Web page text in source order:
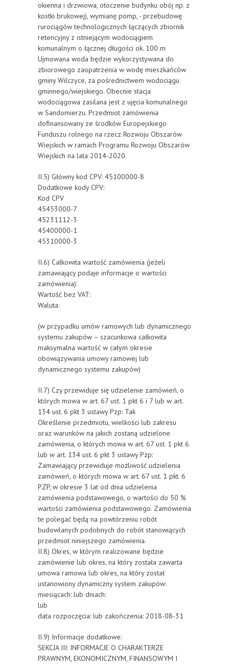
okienna i drzwiowa, otoczenie budynku obój np. z
kostki brukowej), wymianę pomp, - przebudowę
rurociągów technologicznych łączących zbiornik
retencyjny z istniejącym wodociągiem
komunalnym o łącznej długości ok. 100 m
Ujmowana woda będzie wykorzystywana do
zbiorowego zaopatrzenia w wodę mieszkańców
gminy Wilczyce, za pośrednictwem wodociągu
gminnego/wiejskiego. Obecnie stacja
wodociągowa zasilana jest z ujęcia komunalnego
w Sandomierzu. Przedmiot zamówienia
dofinansowany ze środków Europejskiego
Funduszu rolnego na rzecz Rozwoju Obszarów
Wiejskich w ramach Programu Rozwoju Obszarów
Wiejskich na lata 2014-2020.
II.5) Główny kod CPV: 45100000-8
Dodatkowe kody CPV:
Kod CPV
45453000-7
45231112-3
45400000-1
45310000-3
II.6) Całkowita wartość zamówienia (jeżeli
zamawiający podaje informacje o wartości
zamówienia):
Wartość bez VAT:
Waluta:
(w przypadku umów ramowych lub dynamicznego
systemu zakupów – szacunkowa całkowita
maksymalna wartość w całym okresie
obowiązywania umowy ramowej lub
dynamicznego systemu zakupów)
II.7) Czy przewiduje się udzielenie zamówień, o
których mowa w art. 67 ust. 1 pkt 6 i 7 lub w art.
134 ust. 6 pkt 3 ustawy Pzp: Tak
Określenie przedmiotu, wielkości lub zakresu
oraz warunków na jakich zostaną udzielone
zamówienia, o których mowa w art. 67 ust. 1 pkt 6
lub w art. 134 ust. 6 pkt 3 ustawy Pzp:
Zamawiający przewiduje możliwość udzielenia
zamówień, o których mowa w art. 67 ust. 1 pkt. 6
PZP, w okresie 3 lat od dnia udzielenia
zamówienia podstawowego, o wartości do 50 %
wartości zamówienia podstawowego. Zamówienia
te polegać będą na powtórzeniu robót
budowlanych podobnych do robót stanowiących
przedmiot niniejszego zamówienia.
II.8) Okres, w którym realizowane będzie
zamówienie lub okres, na który została zawarta
umowa ramowa lub okres, na który został
ustanowiony dynamiczny system zakupów:
miesiącach: lub dniach:
lub
data rozpoczęcia: lub zakończenia: 2018-08-31
II.9) Informacje dodatkowe:
SEKCJA III: INFORMACJE O CHARAKTERZE
PRAWNYM, EKONOMICZNYM, FINANSOWYM I